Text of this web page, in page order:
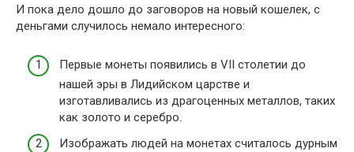
И пока дело дошло до заговоров на новый кошелек, с
деньгами случилось немало интересного:
Первые монеты появились в VII столетии до
нашей эры в Лидийском царстве и
изготавливались из драгоценных металлов, таких
как золото и серебро.
Изображать людей на монетах считалось дурным